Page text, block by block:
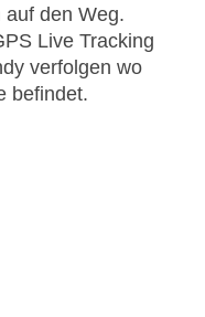
den Weg.
Live Tracking
verfolgen wo
befindet.